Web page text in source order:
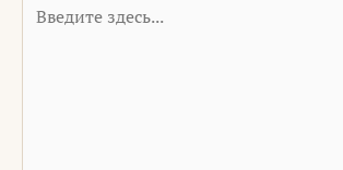
здесь...